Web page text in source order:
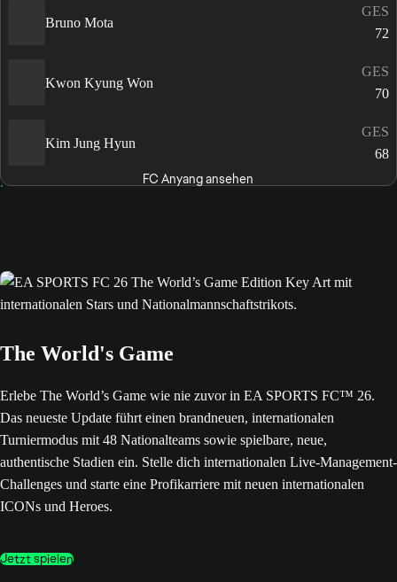
Bruno Mota
GES
72
Kwon Kyung Won
GES
70
Kim Jung Hyun
GES
68
FC Anyang ansehen
The World's Game
Erlebe The World’s Game wie nie zuvor in EA SPORTS FC™ 26.
Das neueste Update führt einen brandneuen, internationalen
Turniermodus mit 48 Nationalteams sowie spielbare, neue,
authentische Stadien ein. Stelle dich internationalen Live-Management-
Challenges und starte eine Profikarriere mit neuen internationalen
ICONs und Heroes.
Jetzt spielen